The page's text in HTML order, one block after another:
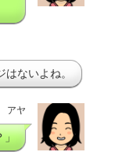
ないよね。
アヤ
」